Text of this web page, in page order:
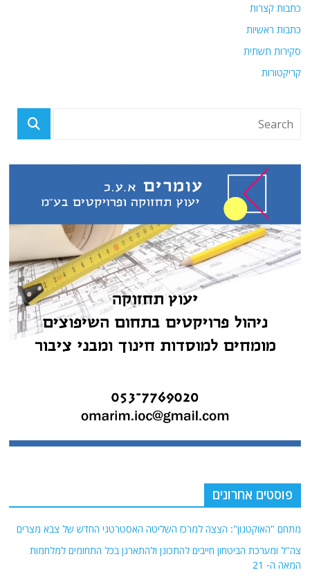
כתבות קצרות
כתבות ראשיות
סקירות תשתית
קריקטורות
פוסטים אחרונים
מתחם "האוקטגון": הצצה למרכז השליטה האסטרטגי החדש של צבא מצרים
צה"ל ומערכת הביטחון חייבים להתכונן ולהתארגן בכל התחומים למלחמות
המאה ה- 21